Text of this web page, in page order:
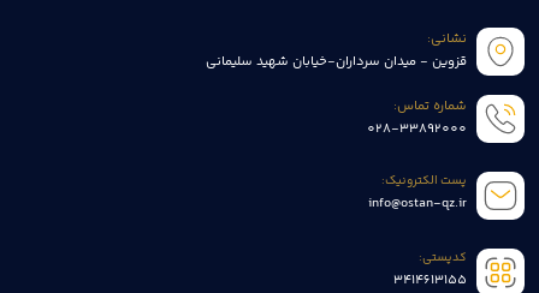
نشانی:
قزوین - میدان سرداران-خیابان شهید سلیمانی
شماره تماس:
028-33892000
پست الکترونیک:
info@ostan-qz.ir
کدپستی:
3414613155